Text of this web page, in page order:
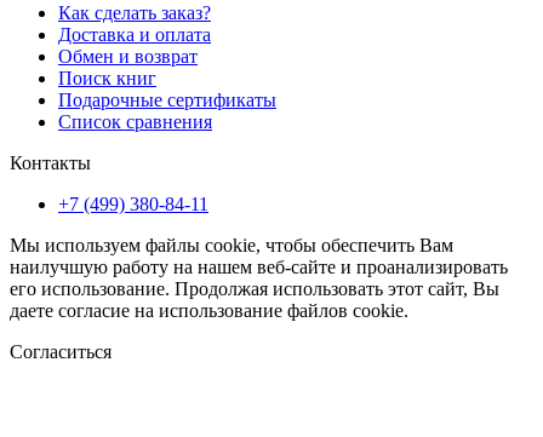
Как сделать заказ?
Доставка и оплата
Обмен и возврат
Поиск книг
Подарочные сертификаты
Список сравнения
Контакты
+7 (499) 380-84-11
Мы используем файлы cookie, чтобы обеспечить Вам
наилучшую работу на нашем веб-сайте и проанализировать
его использование. Продолжая использовать этот сайт, Вы
даете согласие на использование файлов cookie.
Согласиться